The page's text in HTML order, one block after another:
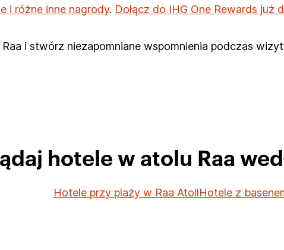
i różne inne nagrody. Dołącz do IHG One Rewards już
i stwórz niezapomniane wspomnienia podczas
hotele w atolu Raa
Hotele przy plaży w Raa AtollHotele z